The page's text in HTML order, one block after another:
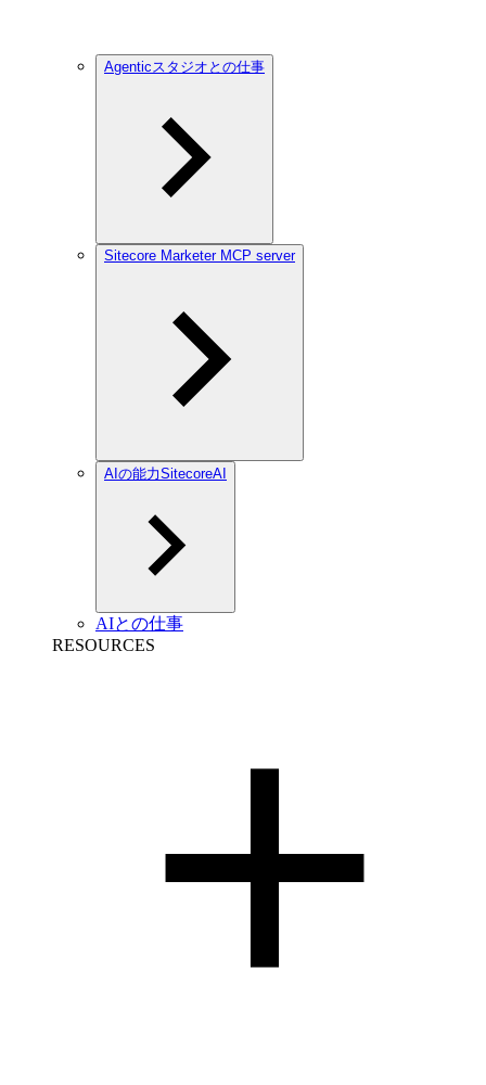
Agenticスタジオとの仕事
Sitecore Marketer MCP server
AIの能力SitecoreAI
AIとの仕事
RESOURCES